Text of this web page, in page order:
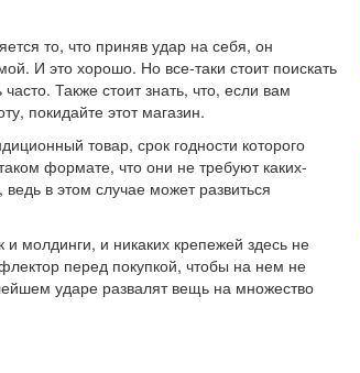
то, что приняв удар на себя, он
И это хорошо. Но все-таки стоит поискать
Также стоит знать, что, если вам
покидайте этот магазин.
товар, срок годности которого
формате, что они не требуют каких-
в этом случае может развиться
молдинги, и никаких крепежей здесь не
перед покупкой, чтобы на нем не
ударе развалят вещь на множество